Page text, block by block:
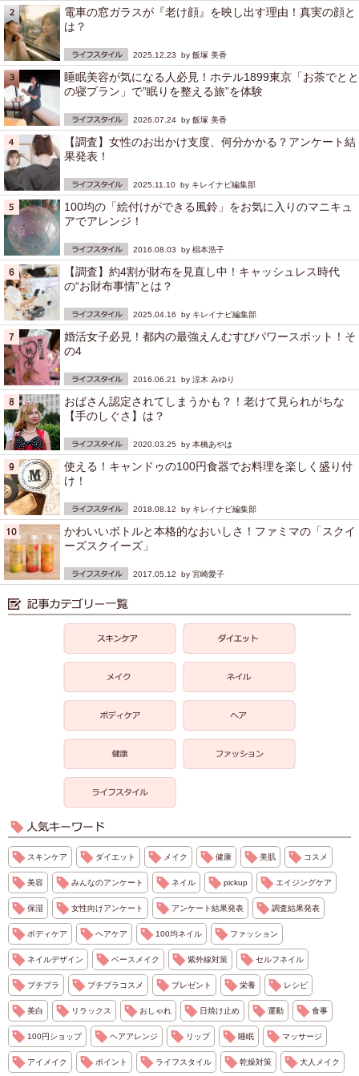
電車の窓ガラスが『老け顔』を映し出す理由！真実の顔と
は？
2025.12.23 by 飯塚 美香
睡眠美容が気になる人必見！ホテル1899東京「お茶でとと
の寝プラン」で”眠りを整える旅”を体験
2026.07.24 by 飯塚 美香
【調査】女性のお出かけ支度、何分かかる？アンケート結
果発表！
2025.11.10 by キレイナビ編集部
100均の「絵付けができる風鈴」をお気に入りのマニキュ
アでアレンジ！
2016.08.03 by 椙本浩子
【調査】約4割が財布を見直し中！キャッシュレス時代
の“お財布事情”とは？
2025.04.16 by キレイナビ編集部
婚活女子必見！都内の最強えんむすびパワースポット！そ
の4
2016.06.21 by 涼木 みゆり
おばさん認定されてしまうかも？！老けて見られがちな
【手のしぐさ】は？
2020.03.25 by 本橋あやは
使える！キャンドゥの100円食器でお料理を楽しく盛り付
け！
2018.08.12 by キレイナビ編集部
かわいいボトルと本格的なおいしさ！ファミマの「スクイ
ーズスクイーズ」
2017.05.12 by 宮崎愛子
スキンケア ダイエット メイク 健康 美肌 コスメ
美容 みんなのアンケート ネイル pickup エイジングケア
保湿 女性向けアンケート アンケート結果発表 調査結果発表
ボディケア ヘアケア 100均ネイル ファッション
ネイルデザイン ベースメイク 紫外線対策 セルフネイル
プチプラ プチプラコスメ プレゼント 栄養 レシピ
美白 リラックス おしゃれ 日焼け止め 運動 食事
100円ショップ ヘアアレンジ リップ 睡眠 マッサージ
アイメイク ポイント ライフスタイル 乾燥対策 大人メイク